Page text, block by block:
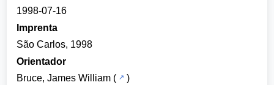
1998-07-16
Imprenta
São Carlos, 1998
Orientador
Bruce, James William (
)